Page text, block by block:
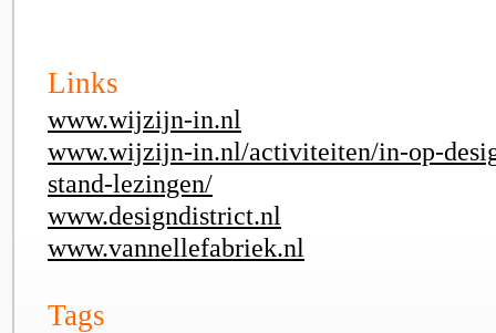
Links
www.wijzijn-in.nl
www.wijzijn-in.nl/activiteiten/in-op-
stand-lezingen/
www.designdistrict.nl
www.vannellefabriek.nl
Tags